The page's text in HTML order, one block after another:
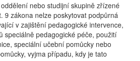
nebo studijní skupině zřízené
9 zákona nelze poskytovat podpůrná
v zajištění pedagogické intervence,
speciálně pedagogické péče, použití
speciální učební pomůcky nebo
vyjma případu, kdy je tato